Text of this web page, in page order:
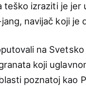
teško izraziti je
navijač koji je
na
koji
poznatoj kao